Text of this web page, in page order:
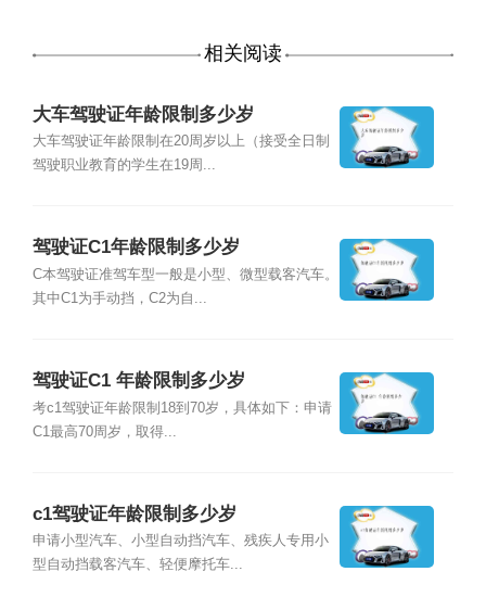
相关阅读
大车驾驶证年龄限制多少岁
大车驾驶证年龄限制在20周岁以上（接受全日制
驾驶职业教育的学生在19周...
驾驶证C1年龄限制多少岁
C本驾驶证准驾车型一般是小型、微型载客汽车。
其中C1为手动挡，C2为自...
驾驶证C1 年龄限制多少岁
考c1驾驶证年龄限制18到70岁，具体如下：申请
C1最高70周岁，取得...
c1驾驶证年龄限制多少岁
申请小型汽车、小型自动挡汽车、残疾人专用小
型自动挡载客汽车、轻便摩托车...